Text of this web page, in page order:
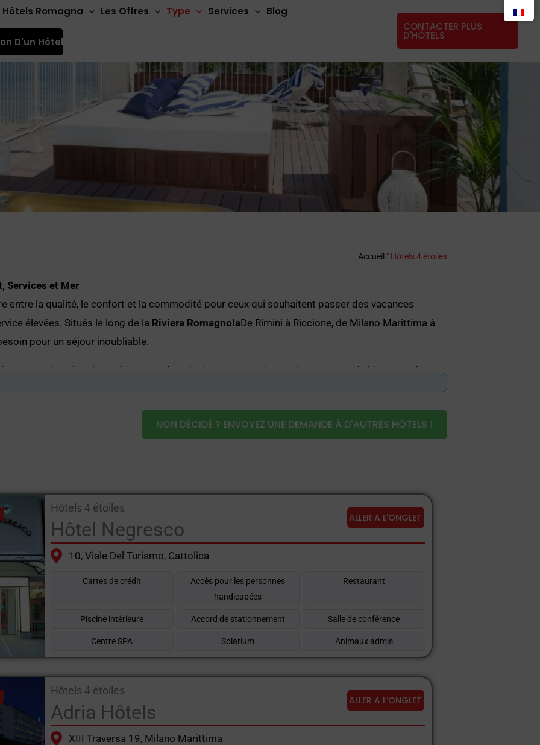
Hôtels Romagna Les Offres Type Services Blog
D'un Hôtel
CONTACTER PLUS
D'HÔTELS
Accueil " Hôtels 4 étoiles
Services et Mer
entre la qualité, le confort et la commodité pour ceux qui souhaitent passer des vacances
élevées. Situés le long de la Riviera RomagnolaDe Rimini à Riccione, de Milano Marittima à
pour un séjour inoubliable.
accès à des chambres élégantes, des piscines panoramiques, des espaces de bien-être, des
pour les couples, les familles avec enfants, les voyageurs d'affaires et les groupes
et hospitalité romagnole.
et sur la plage
offre touristique étendue. Les Hôtels 4 étoiles sur la Riviera Romagnola
parcs à thème, des plages aménagées et des forfaits bien-être.
de vacances soignées dans les moindres détails, avec la certitude d'un service professionnel
les plus appréciées d'Italie.
NON DÉCIDÉ ? ENVOYEZ UNE DEMANDE À D'AUTRES HÔTELS !
Hôtels 4 étoiles
ALLER A L'ONGLET
Hôtel Negresco
10, Viale Del Turismo, Cattolica
Cartes de crédit
Accès pour les personnes
handicapées
Restaurant
Piscine intérieure Accord de stationnement Salle de conférence
Centre SPA Solarium Animaux admis
Hôtels 4 étoiles
ALLER A L'ONGLET
Adria Hôtels
XIII Traversa 19, Milano Marittima